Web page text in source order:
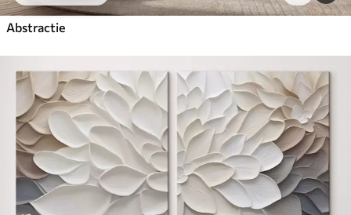
Abstractie